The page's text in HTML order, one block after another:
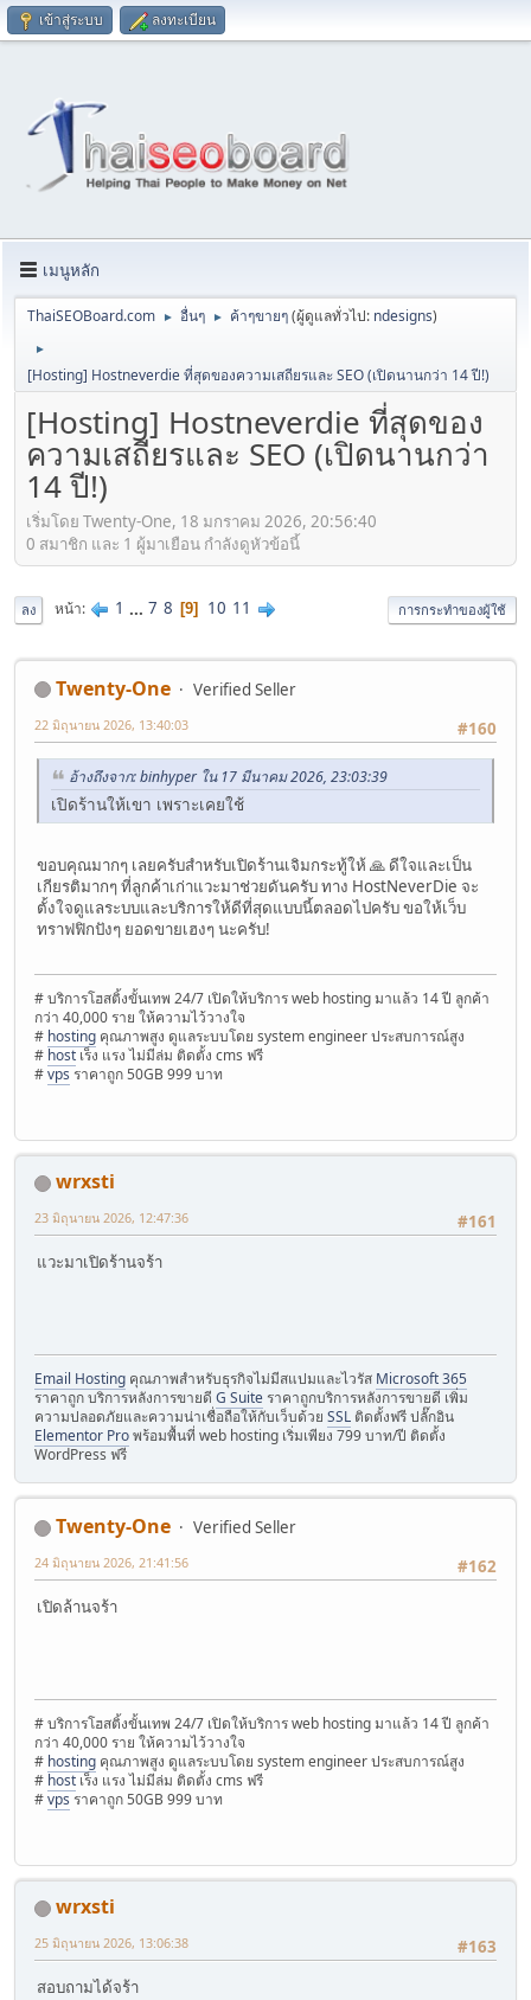
เข้าสู่ระบบ ลงทะเบียน
เมนูหลัก
ThaiSEOBoard.com ► อื่นๆ ► ค้าๆขายๆ(ผู้ดูแลทั่วไป: ndesigns)
►
[Hosting] Hostneverdie ที่สุดของความเสถียรและ SEO (เปิดนานกว่า 14 ปี!)
[Hosting] Hostneverdie ที่สุดของ
ความเสถียรและ SEO (เปิดนานกว่า
14 ปี!)
เริ่มโดย Twenty-One, 18 มกราคม 2026, 20:56:40
0 สมาชิก และ 1 ผู้มาเยือน กำลังดูหัวข้อนี้
ลง หน้า 1 ... 7 8 9 10 11 การกระทำของผู้ใช้
Twenty-One
Verified Seller
#160
22 มิถุนายน 2026, 13:40:03
อ้างถึงจาก: binhyper ใน 17 มีนาคม 2026, 23:03:39
เปิดร้านให้เขา เพราะเคยใช้
ขอบคุณมากๆ เลยครับสำหรับเปิดร้านเจิมกระทู้ให้ 🙏 ดีใจและเป็น
เกียรติมากๆ ที่ลูกค้าเก่าแวะมาช่วยดันครับ ทาง HostNeverDie จะ
ตั้งใจดูแลระบบและบริการให้ดีที่สุดแบบนี้ตลอดไปครับ ขอให้เว็บ
ทราฟฟิกปังๆ ยอดขายเฮงๆ นะครับ!
# บริการโฮสติ้งขั้นเทพ 24/7 เปิดให้บริการ web hosting มาแล้ว 14 ปี ลูกค้า
กว่า 40,000 ราย ให้ความไว้วางใจ
# hosting คุณภาพสูง ดูแลระบบโดย system engineer ประสบการณ์สูง
# host เร็ง แรง ไม่มีล่ม ติดตั้ง cms ฟรี
#vps ราคาถูก 50GB 999 บาท
wrxsti
#161
23 มิถุนายน 2026, 12:47:36
แวะมาเปิดร้านจร้า
Email Hosting คุณภาพสำหรับธุรกิจไม่มีสแปมและไวรัส Microsoft 365
ราคาถูก บริการหลังการขายดี G Suite ราคาถูกบริการหลังการขายดี เพิ่ม
ความปลอดภัยและความน่าเชื่อถือให้กับเว็บด้วย SSL ติดตั้งฟรี ปลั๊กอิน
Elementor Proพร้อมพื้นที่ web hosting เริ่มเพียง 799 บาท/ปี ติดตั้ง
WordPress ฟรี
Twenty-One
Verified Seller
#162
24 มิถุนายน 2026, 21:41:56
เปิดล้านจร้า
# บริการโฮสติ้งขั้นเทพ 24/7 เปิดให้บริการ web hosting มาแล้ว 14 ปี ลูกค้า
กว่า 40,000 ราย ให้ความไว้วางใจ
# hosting คุณภาพสูง ดูแลระบบโดย system engineer ประสบการณ์สูง
# host เร็ง แรง ไม่มีล่ม ติดตั้ง cms ฟรี
#vps ราคาถูก 50GB 999 บาท
wrxsti
#163
25 มิถุนายน 2026, 13:06:38
สอบถามได้จร้า